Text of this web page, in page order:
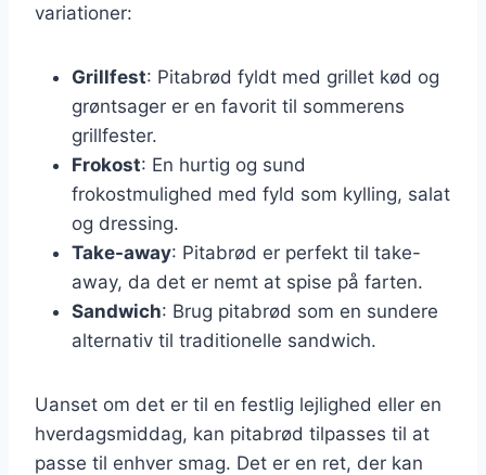
variationer:
Grillfest: Pitabrød fyldt med grillet kød og
grøntsager er en favorit til sommerens
grillfester.
Frokost: En hurtig og sund
frokostmulighed med fyld som kylling, salat
og dressing.
Take-away: Pitabrød er perfekt til take-
away, da det er nemt at spise på farten.
Sandwich: Brug pitabrød som en sundere
alternativ til traditionelle sandwich.
Uanset om det er til en festlig lejlighed eller en
hverdagsmiddag, kan pitabrød tilpasses til at
passe til enhver smag. Det er en ret, der kan